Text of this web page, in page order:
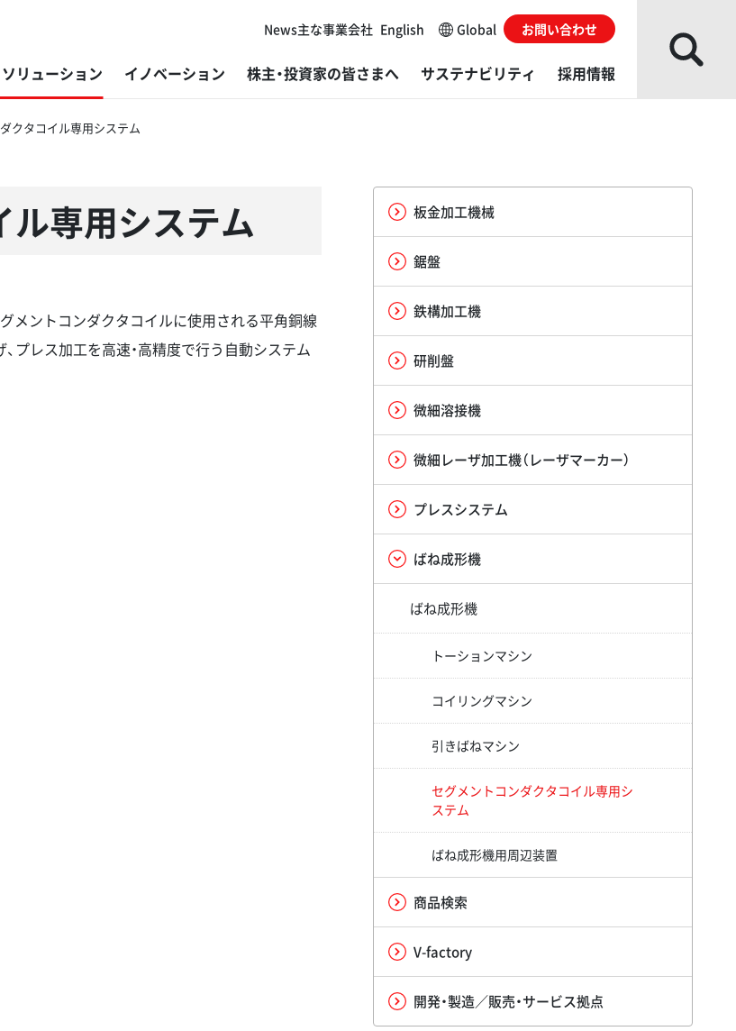
News主な事業会社 English Global お問い合わせ
フィロソフィー
グローバルネットワーク
外部からの評価
ライブラリー
プの強み
ソリューション
目的から探す
材料から探す
V-factory
開発・製造／販売・サービス拠点
イノベーション
開発・製造／販売・サービス拠点
ス
アマダ・グローバルイノベーションセンター（AGIC）
アマダ・テクニカルエデュケーションセンター（ATEC）
株主・投資家の皆さまへ
皆さまへ
IRカレンダー
よくあるご質問
ディスクロージャーポリシー
ト
ご利用にあたっての注意事項
IRサイトの使い方
サステナビリティ
方と推進体制
ティと指標・目標
環境レポート
マルチステークホルダー方針​
採用情報
採用に関するお問い合わせ
クタコイル専用システム
専用システム
メントコンダクタコイルに使用される平角銅線
、プレス加工を高速・高精度で行う自動システム
板金加工機械
鋸盤
鉄構加工機
研削盤
微細溶接機
微細レーザ加工機（レーザマーカー）
プレスシステム
ばね成形機
ばね成形機
トーションマシン
コイリングマシン
引きばねマシン
セグメントコンダクタコイル専用シ
ステム
ばね成形機用周辺装置
商品検索
V-factory
開発・製造／販売・サービス拠点